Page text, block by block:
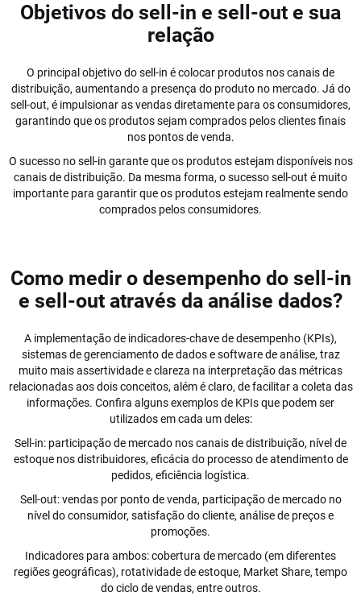
Objetivos do sell-in e sell-out e sua
relação
O principal objetivo do sell-in é colocar produtos nos canais de
distribuição, aumentando a presença do produto no mercado. Já do
sell-out, é impulsionar as vendas diretamente para os consumidores,
garantindo que os produtos sejam comprados pelos clientes finais
nos pontos de venda.
O sucesso no sell-in garante que os produtos estejam disponíveis nos
canais de distribuição. Da mesma forma, o sucesso sell-out é muito
importante para garantir que os produtos estejam realmente sendo
comprados pelos consumidores.
Como medir o desempenho do sell-in
e sell-out através da análise dados?
A implementação de indicadores-chave de desempenho (KPIs),
sistemas de gerenciamento de dados e software de análise, traz
muito mais assertividade e clareza na interpretação das métricas
relacionadas aos dois conceitos, além é claro, de facilitar a coleta das
informações. Confira alguns exemplos de KPIs que podem ser
utilizados em cada um deles:
Sell-in: participação de mercado nos canais de distribuição, nível de
estoque nos distribuidores, eficácia do processo de atendimento de
pedidos, eficiência logística.
Sell-out:vendas por ponto de venda, participação de mercado no
nível do consumidor, satisfação do cliente, análise de preços e
promoções.
Indicadores para ambos:cobertura de mercado (em diferentes
regiões geográficas), rotatividade de estoque, Market Share, tempo
do ciclo de vendas, entre outros.